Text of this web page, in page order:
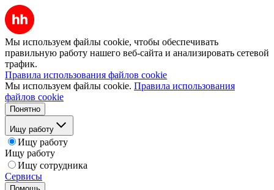
Мы используем файлы cookie, чтобы обеспечивать
правильную работу нашего веб-сайта и анализировать сетевой
трафик.
Правила использования файлов cookie
Мы используем файлы cookie. Правила использования
файлов cookie
Понятно
Ищу работу
Ищу работу
Ищу работу
Ищу сотрудника
Сервисы